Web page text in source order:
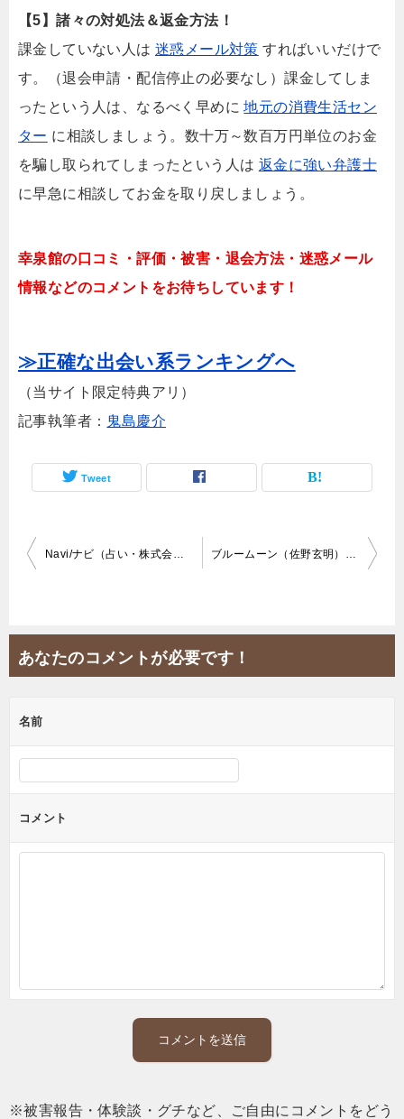
【5】諸々の対処法＆返金方法！
課金していない人は 迷惑メール対策 すればいいだけで
す。（退会申請・配信停止の必要なし）課金してしま
ったという人は、なるべく早めに地元の消費生活セン
ター に相談しましょう。数十万～数百万円単位のお金
を騙し取られてしまったという人は 返金に強い弁護士
に早急に相談してお金を取り戻しましょう。
幸泉館の口コミ・評価・被害・退会方法・迷惑メール
情報などのコメントをお待ちしています！
≫正確な出会い系ランキングへ
（当サイト限定特典アリ）
記事執筆者： 鬼島慶介
Tweet
投
ビ
ゲ
シ
ョ
ン
Navi/ナビ（占い・株式会社シュエット・nav1.jp）評判が最悪！ ブルームーン（佐野玄明）は開運フクロウなどから誘引する邪悪占い！
あなたのコメントが必要です！
名前
コメント
※被害報告・体験談・グチなど、ご自由にコメントをどう